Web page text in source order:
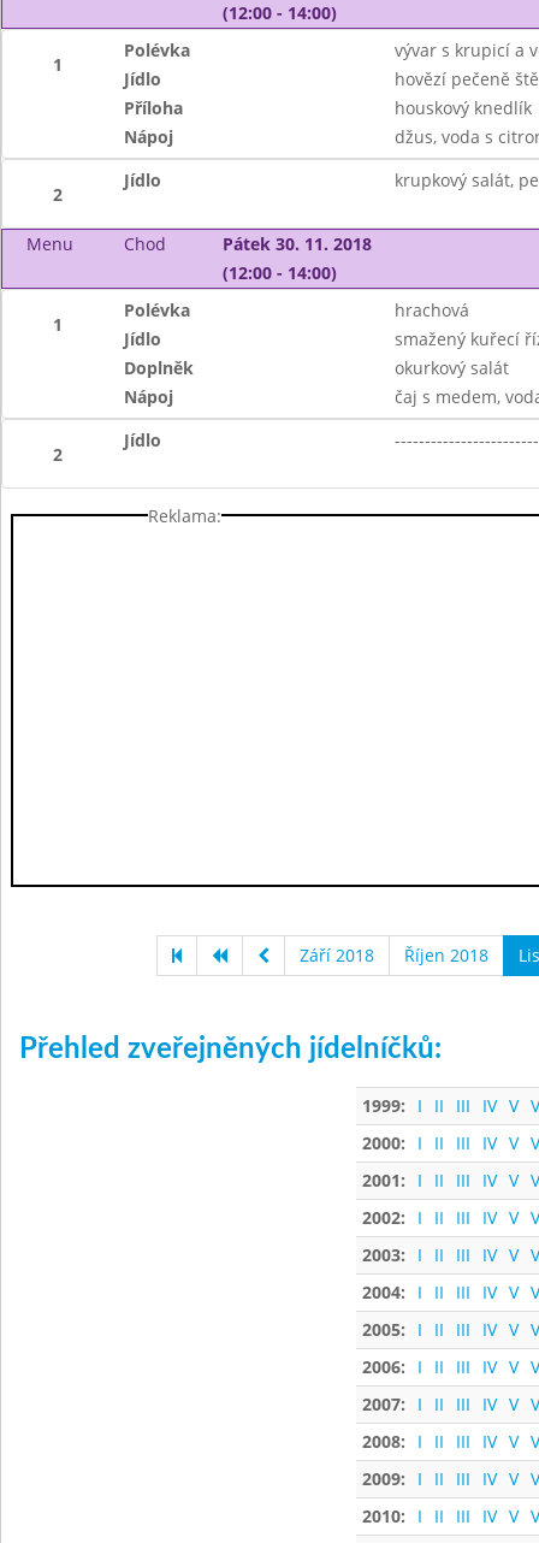
(12:00 - 14:00)
1
Polévka
vývar s krupicí a
Jídlo
hovězí pečeně
Příloha
houskový knedlík
Nápoj
džus, voda s
2
Jídlo krupkový salát,
Menu Chod
Pátek 30. 11. 2018
(12:00 - 14:00)
1
Polévka
hrachová
Jídlo
smažený kuřecí
Doplněk
okurkový salát
Nápoj
čaj s medem,
2
Jídlo
Reklama:
Září 2018 Říjen 2018
Přehled zveřejněných jídelníčků:
1999: I II III IV V
2000:
I II III IV V
2001:
I II III IV V
2002:
I II III IV V
2003:
I II III IV V
2004:
I II III IV V
2005:
I II III IV V
2006:
I II III IV V
2007:
I II III IV V
2008:
I II III IV V
2009:
I II III IV V
2010:
I II III IV V